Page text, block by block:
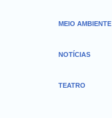
MEIO AMBIENTE
NOTÍCIAS
TEATRO